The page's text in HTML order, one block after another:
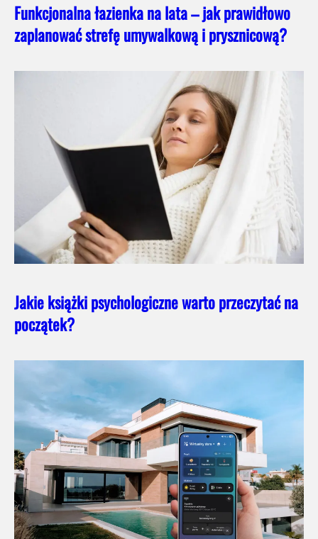
Funkcjonalna łazienka na lata – jak prawidłowo
zaplanować strefę umywalkową i prysznicową?
Jakie książki psychologiczne warto przeczytać na
początek?